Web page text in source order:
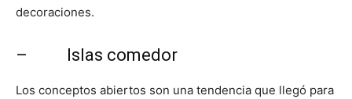
decoraciones.
– Islas comedor
Los conceptos abiertos son una tendencia que llegó para